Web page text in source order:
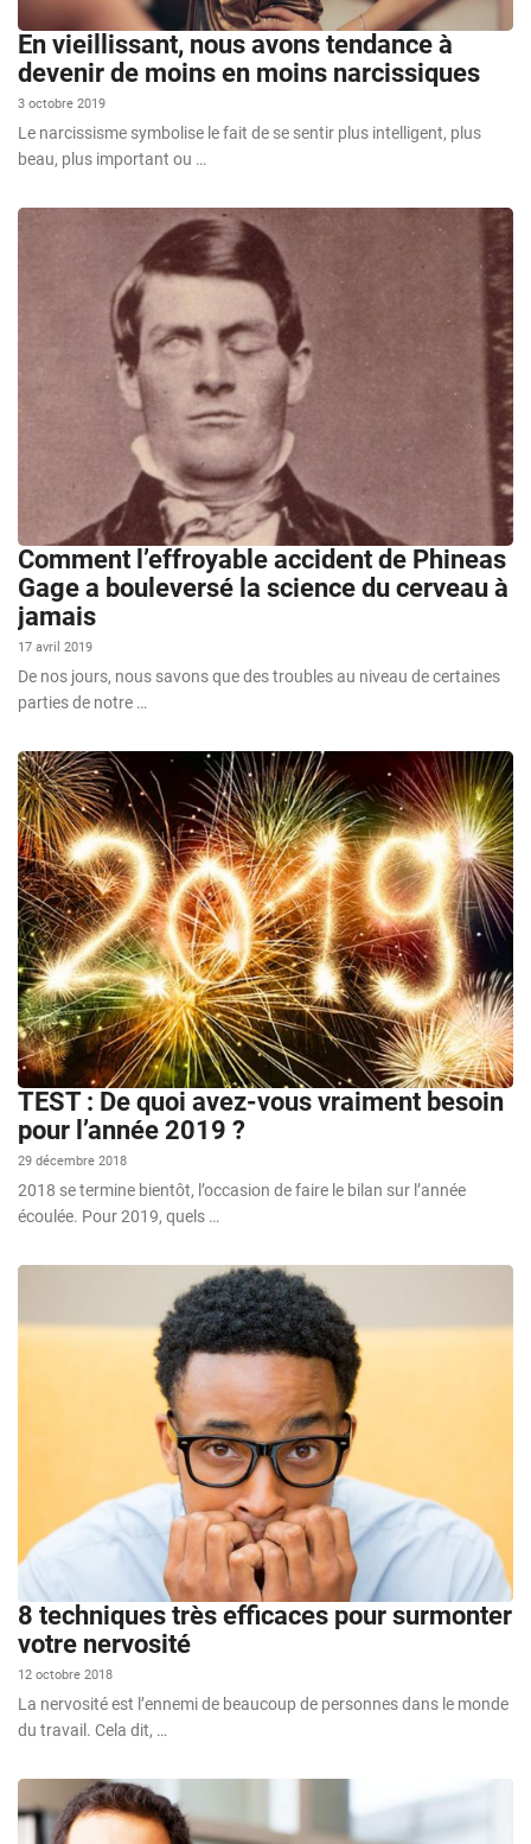
En vieillissant, nous avons tendance à
devenir de moins en moins narcissiques
3 octobre 2019
Le narcissisme symbolise le fait de se sentir plus intelligent, plus
beau, plus important ou …
Comment l’effroyable accident de Phineas
Gage a bouleversé la science du cerveau à
jamais
17 avril 2019
De nos jours, nous savons que des troubles au niveau de certaines
parties de notre …
TEST : De quoi avez-vous vraiment besoin
pour l’année 2019 ?
29 décembre 2018
2018 se termine bientôt, l’occasion de faire le bilan sur l’année
écoulée. Pour 2019, quels …
8 techniques très efficaces pour surmonter
votre nervosité
12 octobre 2018
La nervosité est l’ennemi de beaucoup de personnes dans le monde
du travail. Cela dit, …